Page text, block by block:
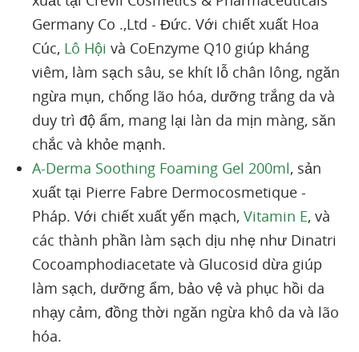
Germany Co .,Ltd - Đức. Với chiết xuất Hoa
Cúc, Lô Hội và CoEnzyme Q10 giúp kháng
viêm, làm sạch sâu, se khít lỗ chân lông, ngăn
ngừa mụn, chống lão hóa, dưỡng trắng da và
duy trì độ ẩm, mang lại làn da mịn màng, săn
chắc và khỏe mạnh.
A-Derma Soothing Foaming Gel 200ml, sản
xuất tại Pierre Fabre Dermocosmetique -
Pháp. Với chiết xuất yến mạch, Vitamin E, và
các thành phần làm sạch dịu nhẹ như Dinatri
Cocoamphodiacetate và Glucosid dừa giúp
làm sạch, dưỡng ẩm, bảo vệ và phục hồi da
nhạy cảm, đồng thời ngăn ngừa khô da và lão
hóa.